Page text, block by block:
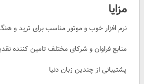
مزایا
نرم افزار خوب و موتور مناسب برای ترید و
منابع فراوان و شرکای مختلف تامین کننده
پشتیبانی از چندین زبان دنیا